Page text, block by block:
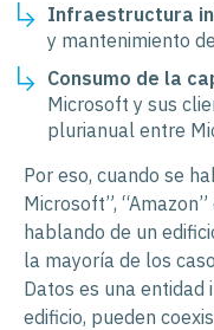
Infraestructura
y mantenimiento
Consumo de la
Microsoft y sus
plurianual entre
Por eso, cuando se
Microsoft”,
hablando de un
la mayoría de los
Datos es una entidad
edificio, pueden